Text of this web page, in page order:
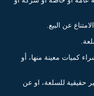
كميات معينة منها، أو
حقيقية للسلعة، او عن